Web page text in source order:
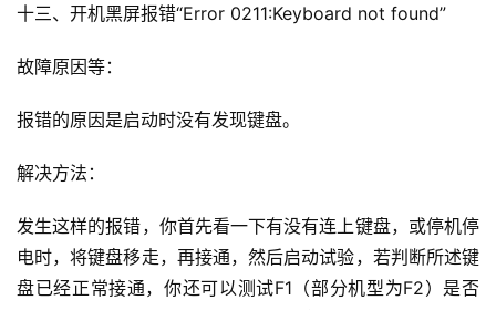
十三、开机黑屏报错“Error 0211:Keyboard not found”
故障原因等：
报错的原因是启动时没有发现键盘。
解决方法：
发生这样的报错，你首先看一下有没有连上键盘，或停机停
电时，将键盘移走，再接通，然后启动试验，若判断所述键
盘已经正常接通，你还可以测试F1（部分机型为F2）是否